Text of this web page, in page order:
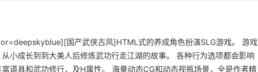
国产武侠古风]HTML式的养成角色扮演SLG游戏。 游戏
小成长到到大美人后修炼武功行走江湖的故事。 各种行为选项都会影响
道具和武功修行，及H属性。 海量动态CG和动态视瓶场景，全是作者精